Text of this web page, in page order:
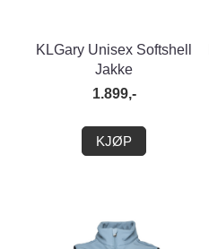
KLGary Unisex Softshell
Jakke
1.899,-
KJØP